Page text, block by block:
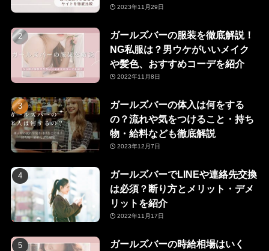
2023年11月29日
ガールズバーの服装を徹底解説！
NG私服は？男ウケがいいメイク
や髪色、おすすめコーデを紹介
2022年11月8日
ガールズバーの体入は何をする
の？流れや気をつけること・持ち
物・給料なども徹底解説
2023年12月7日
ガールズバーでLINEや連絡先交換
は必須？断り方とメリット・デメ
リットを紹介
2022年11月17日
ガールズバーの時給相場はいく